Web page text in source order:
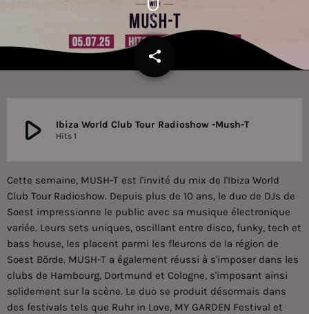
share
email
play_arrow Ibiza World Club Tour Radioshow -Mush-T
Hits 1
Cette semaine, MUSH-T est l'invité du mix de l'Ibiza World
Club Tour Radioshow. Depuis plus de 10 ans, le duo de DJs de
Soest impressionne le public avec sa musique électronique
variée. Leurs sets uniques, oscillant entre disco, funky, tech et
bass house, les placent parmi les fleurons de la région de
Soest Börde. MUSH-T a également réussi à s'imposer dans les
clubs de Hambourg, Dortmund et Cologne, s'imposant ainsi
solidement sur la scène. Le duo se produit désormais dans
des festivals tels que Ruhr in Love, MY GARDEN Festival et